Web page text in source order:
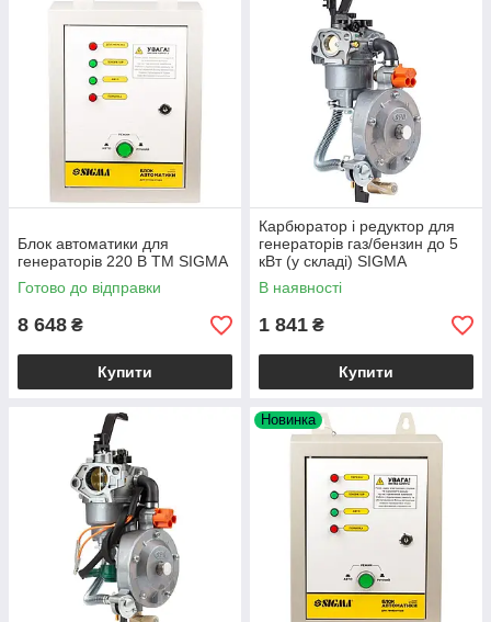
Блок автоматики для
генераторів 220 В ТМ SIGMA
Готово до відправки
8 648 ₴
Купити
Карбюратор і редуктор для
генераторів газ/бензин до 5
кВт (у складі) SIGMA
(5714211)
В наявності
1 841 ₴
Купити
Новинка